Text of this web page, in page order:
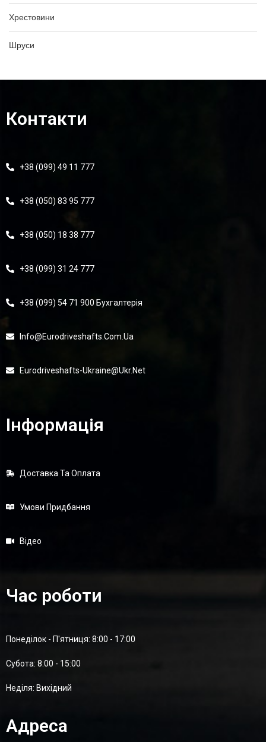
Хрестовини
Шруси
Контакти
+38 (099) 49 11 777
+38 (050) 83 95 777
+38 (050) 18 38 777
+38 (099) 31 24 777
+38 (099) 54 71 900 Бухгалтерія
Info@eurodriveshafts.com.ua
Eurodriveshafts-Ukraine@ukr.net
Інформація
Доставка Та Оплата
Умови Придбання
Відео
Час роботи
Понеділок - П'ятниця: 8:00 - 17:00
Суботa: 8:00 - 15:00
Неділя: Вихідний
Адреса